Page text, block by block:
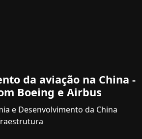
da aviação na China -
Boeing e Airbus
e Desenvolvimento da China